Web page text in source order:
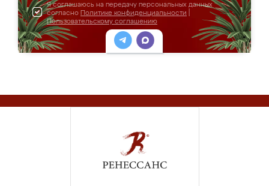
Я соглашаюсь на передачу персональных данных
согласно Политике конфиденциальности
Пользовательскому соглашению